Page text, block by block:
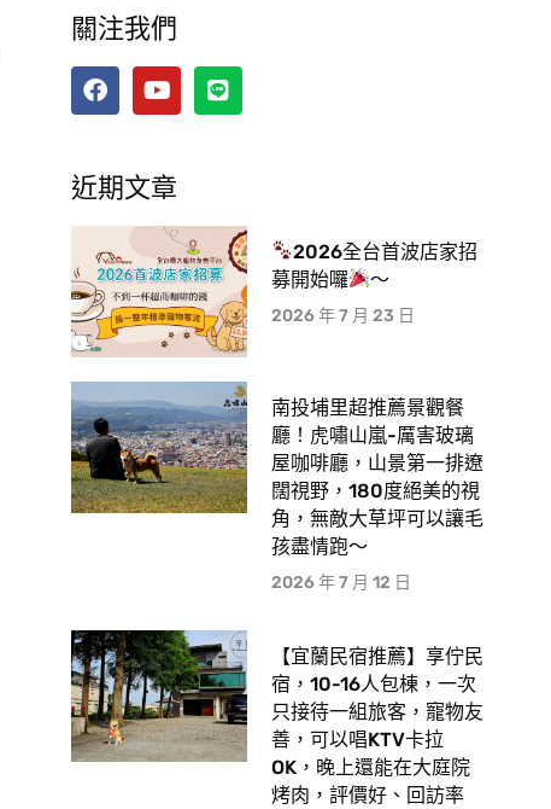
關注我們
近期文章
2026全台首波店家招
募開始囉
～
2026 年 7 月 23 日
南投埔里超推薦景觀餐
廳！虎嘯山嵐-厲害玻璃
屋咖啡廳，山景第一排遼
闊視野，180度絕美的視
角，無敵大草坪可以讓毛
孩盡情跑〜
2026 年 7 月 12 日
【宜蘭民宿推薦】享佇民
宿，10-16人包棟，一次
只接待一組旅客，寵物友
善，可以唱KTV卡拉
OK，晚上還能在大庭院
烤肉，評價好、回訪率